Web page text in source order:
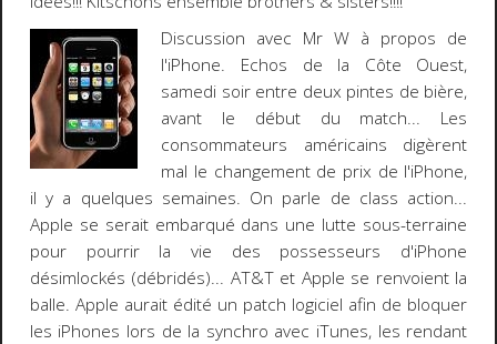
Discussion avec Mr W à propos de
l'iPhone. Echos de la Côte Ouest,
samedi soir entre deux pintes de bière,
avant le début du match... Les
consommateurs américains digèrent
mal le changement de prix de l'iPhone,
il y a quelques semaines. On parle de class action...
Apple se serait embarqué dans une lutte sous-terraine
pour pourrir la vie des possesseurs d'iPhone
désimlockés (débridés)... AT&T et Apple se renvoient la
balle. Apple aurait édité un patch logiciel afin de bloquer
les iPhones lors de la synchro avec iTunes, les rendant